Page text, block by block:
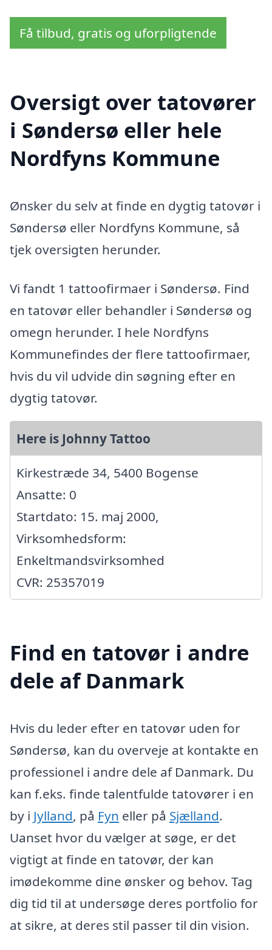
Få tilbud, gratis og uforpligtende
Oversigt over tatovører
i Søndersø eller hele
Nordfyns Kommune
Ønsker du selv at finde en dygtig tatovør i
Søndersø eller Nordfyns Kommune, så
tjek oversigten herunder.
Vi fandt 1 tattoofirmaer i Søndersø. Find
en tatovør eller behandler i Søndersø og
omegn herunder. I hele Nordfyns
Kommunefindes der flere tattoofirmaer,
hvis du vil udvide din søgning efter en
dygtig tatovør.
Here is Johnny Tattoo
Kirkestræde 34, 5400 Bogense
Ansatte: 0
Startdato: 15. maj 2000,
Virksomhedsform:
Enkeltmandsvirksomhed
CVR: 25357019
Find en tatovør i andre
dele af Danmark
Hvis du leder efter en tatovør uden for
Søndersø, kan du overveje at kontakte en
professionel i andre dele af Danmark. Du
kan f.eks. finde talentfulde tatovører i en
by i Jylland, på Fyn eller på Sjælland.
Uanset hvor du vælger at søge, er det
vigtigt at finde en tatovør, der kan
imødekomme dine ønsker og behov. Tag
dig tid til at undersøge deres portfolio for
at sikre, at deres stil passer til din vision.